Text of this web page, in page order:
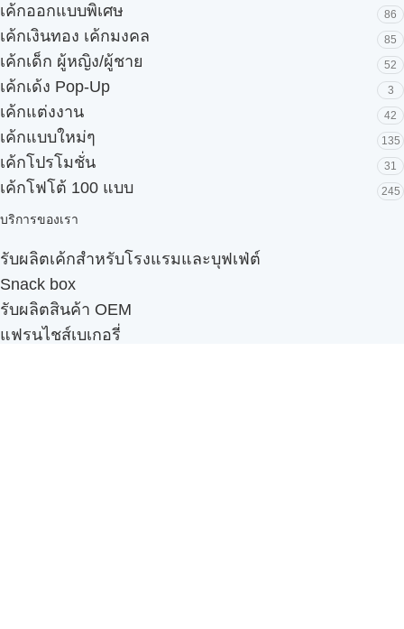
เค้กออกแบบพิเศษ 86
เค้กเงินทอง เค้กมงคล 85
เค้กเด็ก ผู้หญิง/ผู้ชาย 52
เค้กเด้ง Pop-Up 3
เค้กแต่งงาน 42
เค้กแบบใหม่ๆ 135
เค้กโปรโมชั่น 31
เค้กโฟโต้ 100 แบบ 245
บริการของเรา
รับผลิตเค้กสำหรับโรงแรมและบุฟเฟ่ต์
Snack box
รับผลิตสินค้า OEM
แฟรนไชส์เบเกอรี่